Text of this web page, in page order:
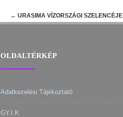
Post
← URASIMA VÍZORSZÁGI SZELENCÉJE
OLDALTÉRKÉP
Adatkezelési Tájékoztató
GY.I.K